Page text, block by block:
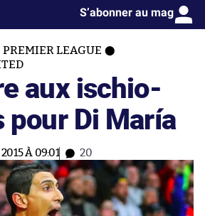
S’abonner au mag
PREMIER LEAGUE
aux ischio-
pour Di María
À 09:01 20